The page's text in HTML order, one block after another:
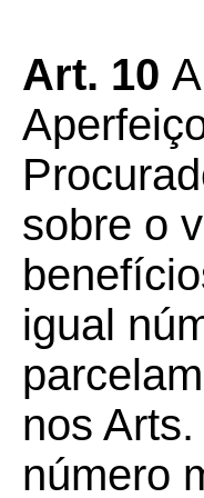
Art. 10
sobre o
igual
nos
número